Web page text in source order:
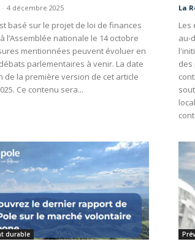
- 4 décembre 2025
basé sur le projet de loi de finances
l’Assemblée nationale le 14 octobre
mentionnées peuvent évoluer en
parlementaires à venir. La date
de la première version de cet article
Ce contenu sera...
La
Les
au-
des
durable